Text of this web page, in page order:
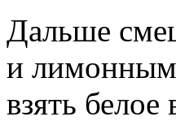
Дальше
и лимонным
взять белое